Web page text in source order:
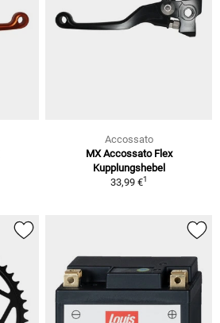
Accossato
MX Accossato Flex
Kupplungshebel
33,99 €1